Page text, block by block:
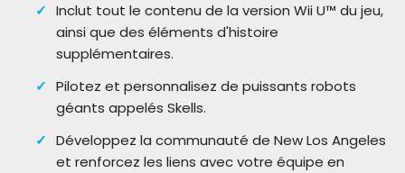
Inclut tout le contenu de la version Wii U™ du jeu,
ainsi que des éléments d'histoire
supplémentaires.
Pilotez et personnalisez de puissants robots
géants appelés Skells.
Développez la communauté de New Los Angeles
et renforcez les liens avec votre équipe en